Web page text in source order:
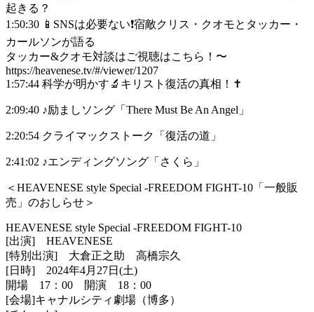
起きる？
1:50:30 📱SNSは必要ない❗️宿敵クリス・クオモとタッカー・
カールソンが語る
タッカー&クオモ対談はご視聴はこちら！〜
https://heavenese.tv/#/viewer/1207
1:57:44 科学が明かす🔬キリスト復活の真相！✝️
2:09:40 ♪励ましソング「There Must Be An Angel」
2:20:54 クライマックストーク「復活の道」
2:41:02 ♪エンディングソング「さくら」
＜HEAVENESE style Special -FREEDOM FIGHT-10「一般販
売」のおしらせ＞
HEAVENESE style Special -FREEDOM FIGHT-10
[出演] HEAVENESE
[特別出演] 大倉正之助 高橋宗久
[日時] 2024年4月27日(土)
開場 17：00 開演 18：00
[会場]キャナルシティ劇場（博多）